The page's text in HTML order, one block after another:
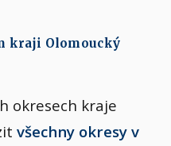
kraji Olomoucký
okresech kraje
všechny okresy v